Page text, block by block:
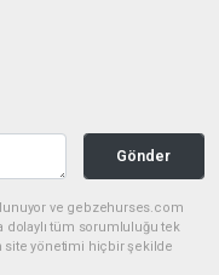
Gönder
ve gebzehurses.com
dolaylı tüm sorumluluğu tek
site yönetimi hiçbir şekilde